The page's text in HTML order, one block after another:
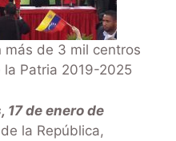
más de 3 mil centros
Patria 2019-2025
17 de enero de
la República,